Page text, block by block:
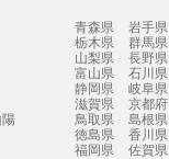
青森県 岩手県
栃木県 群馬県
山梨県 長野県
富山県 石川県
静岡県 岐阜県
滋賀県 京都府
鳥取県 島根県
徳島県 香川県
福岡県 佐賀県